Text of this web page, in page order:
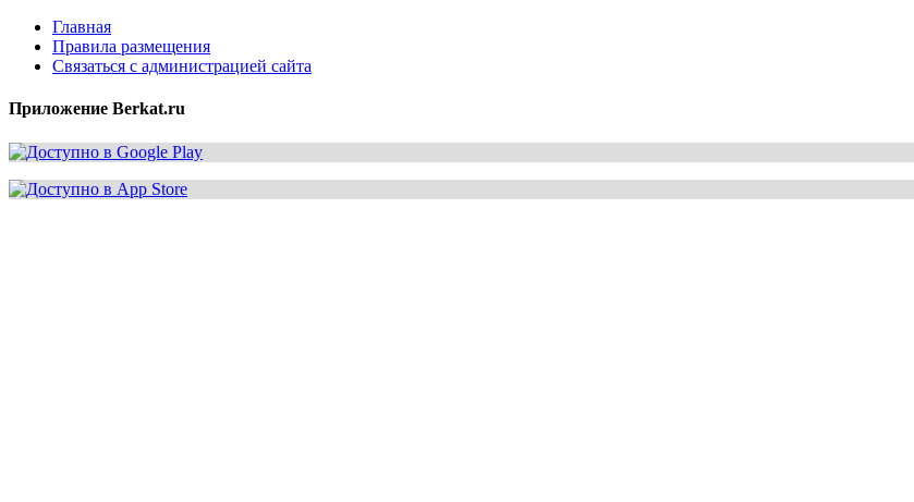
Главная
Правила размещения
Связаться с администрацией сайта
Приложение Berkat.ru